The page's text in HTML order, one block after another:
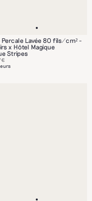
Percale Lavée 80 fils/cm² -
x Hôtel Magique
Stripes
€